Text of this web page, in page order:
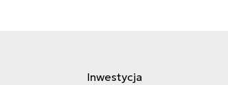
Inwestycja